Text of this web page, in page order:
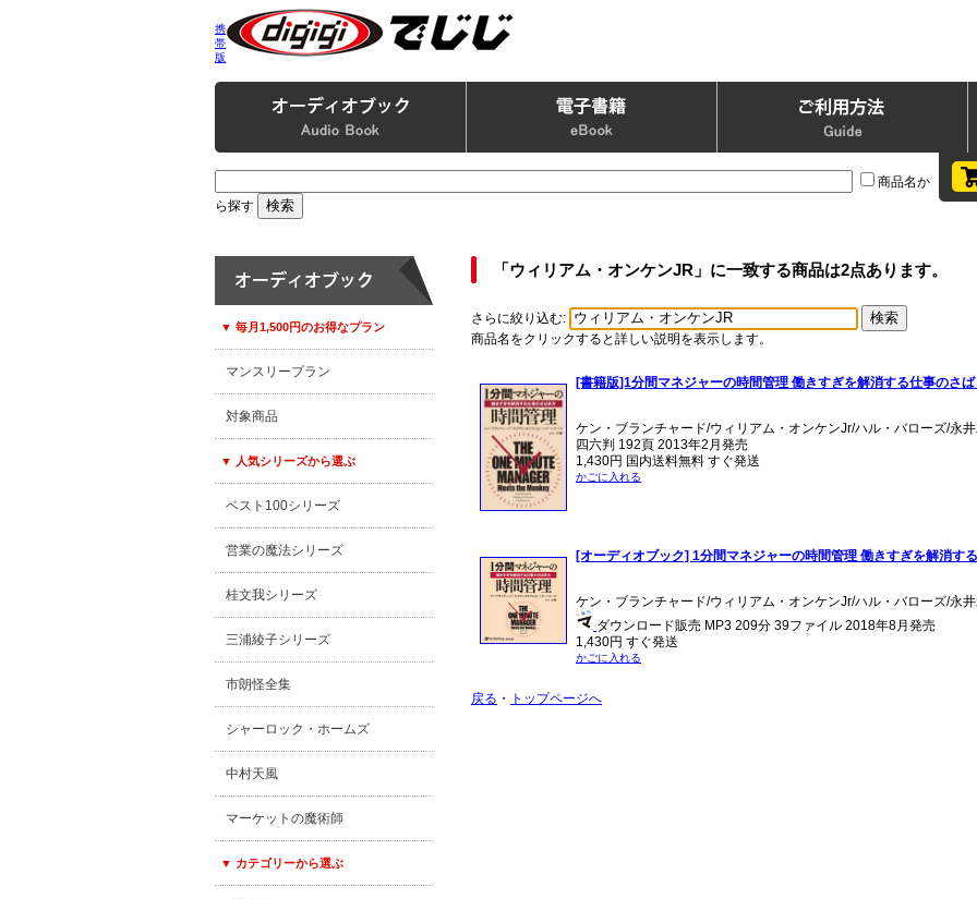
携
帯
版
商品名か
ら探す
▼ 毎月1,500円のお得なプラン
マンスリープラン
対象商品
▼ 人気シリーズから選ぶ
ベスト100シリーズ
営業の魔法シリーズ
桂文我シリーズ
三浦綾子シリーズ
市朗怪全集
シャーロック・ホームズ
中村天風
マーケットの魔術師
▼ カテゴリーから選ぶ
「ウィリアム・オンケンJR」に一致する商品は2点あります。
さらに絞り込む:
商品名をクリックすると詳しい説明を表示します。
[書籍版]1分間マネジャーの時間管理 働きすぎを解消する仕事のさ
ケン・ブランチャード/ウィリアム・オンケンJr/ハル・バローズ/永
四六判 192頁 2013年2月発売
1,430円 国内送料無料 すぐ発送
かごに入れる
[オーディオブック] 1分間マネジャーの時間管理 働きすぎを解消す
ケン・ブランチャード/ウィリアム・オンケンJr/ハル・バローズ/永
ダウンロード販売 MP3 209分 39ファイル 2018年8月発売
1,430円 すぐ発送
かごに入れる
戻る ・ トップページへ